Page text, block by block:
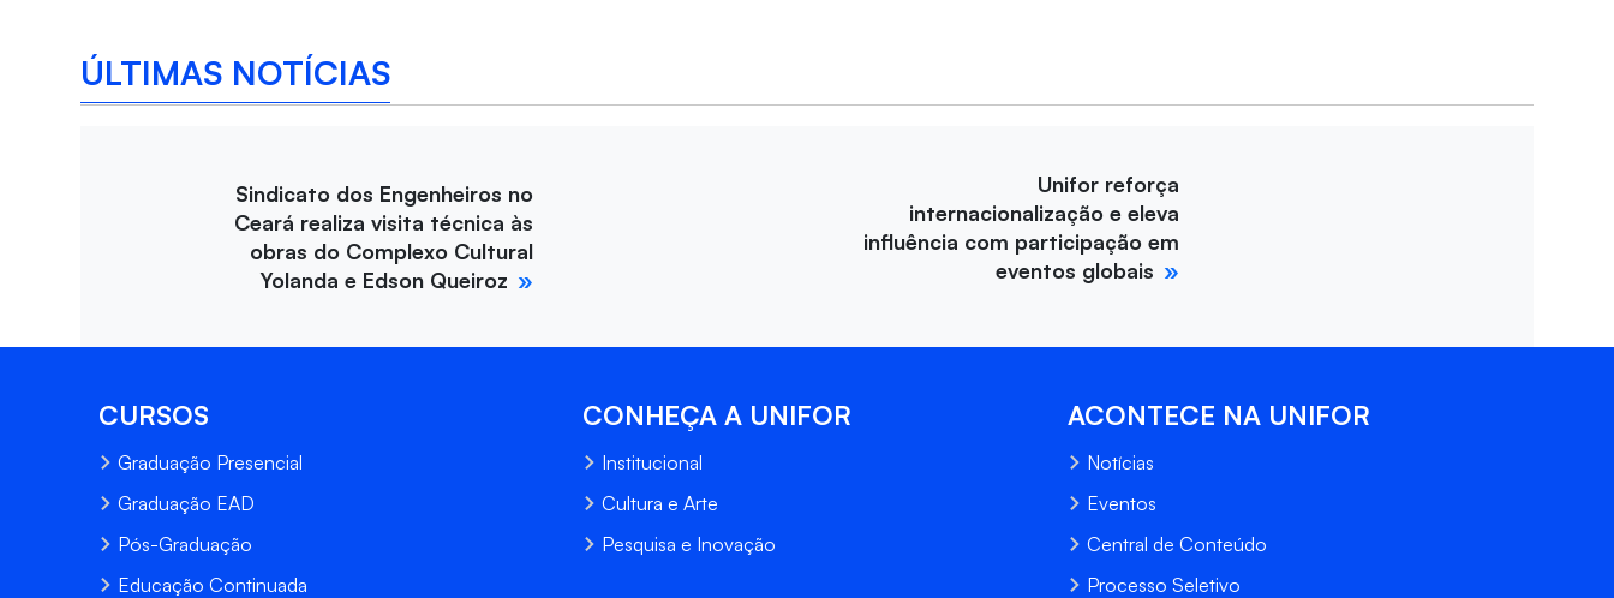
ÚLTIMAS NOTÍCIAS
Sindicato dos Engenheiros no
Ceará realiza visita técnica às
obras do Complexo Cultural
Yolanda e Edson Queiroz
Unifor reforça
internacionalização e eleva
influência com participação em
eventos globais
CURSOS
Graduação Presencial
Graduação EAD
Pós-Graduação
Educação Continuada
CONHEÇA A UNIFOR
Institucional
Cultura e Arte
Pesquisa e Inovação
ACONTECE NA UNIFOR
Notícias
Eventos
Central de Conteúdo
Processo Seletivo